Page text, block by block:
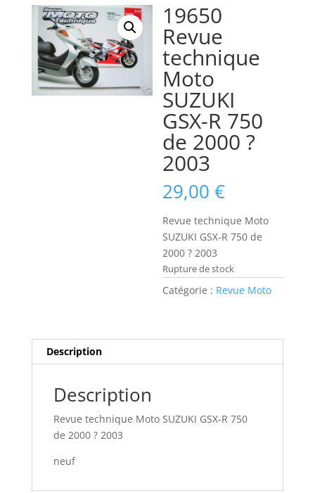
19650
Revue
technique
Moto
SUZUKI
GSX-R 750
de 2000 ?
2003
29,00€
Revue technique Moto
SUZUKI GSX-R 750 de
2000 ? 2003
Rupture de stock
Catégorie : Revue Moto
Description
Description
Revue technique Moto SUZUKI GSX-R 750
de 2000 ? 2003
neuf